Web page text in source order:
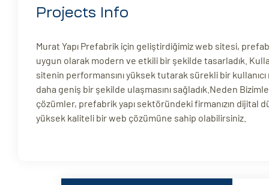
Projects Info
Murat Yapı Prefabrik için geliştirdiğimiz web sitesi,
uygun olarak modern ve etkili bir şekilde tasarladık.
sitenin performansını yüksek tutarak sürekli bir
daha geniş bir şekilde ulaşmasını sağladık.Neden
çözümler, prefabrik yapı sektöründeki firmanızın dijital
yüksek kaliteli bir web çözümüne sahip olabilirsiniz.